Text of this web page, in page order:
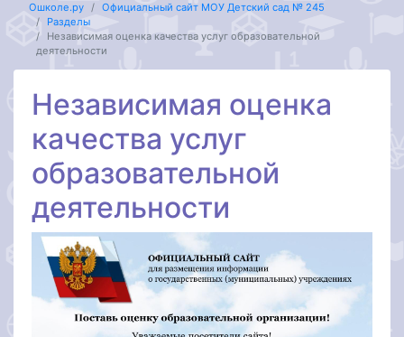
Ошколе.ру
Официальный сайт МОУ Детский сад № 245
Разделы
Независимая оценка качества услуг образовательной
деятельности
Независимая оценка
качества услуг
образовательной
деятельности